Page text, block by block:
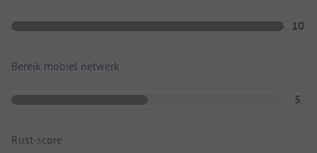
10
Bereik mobiel netwerk
5
Rust-score